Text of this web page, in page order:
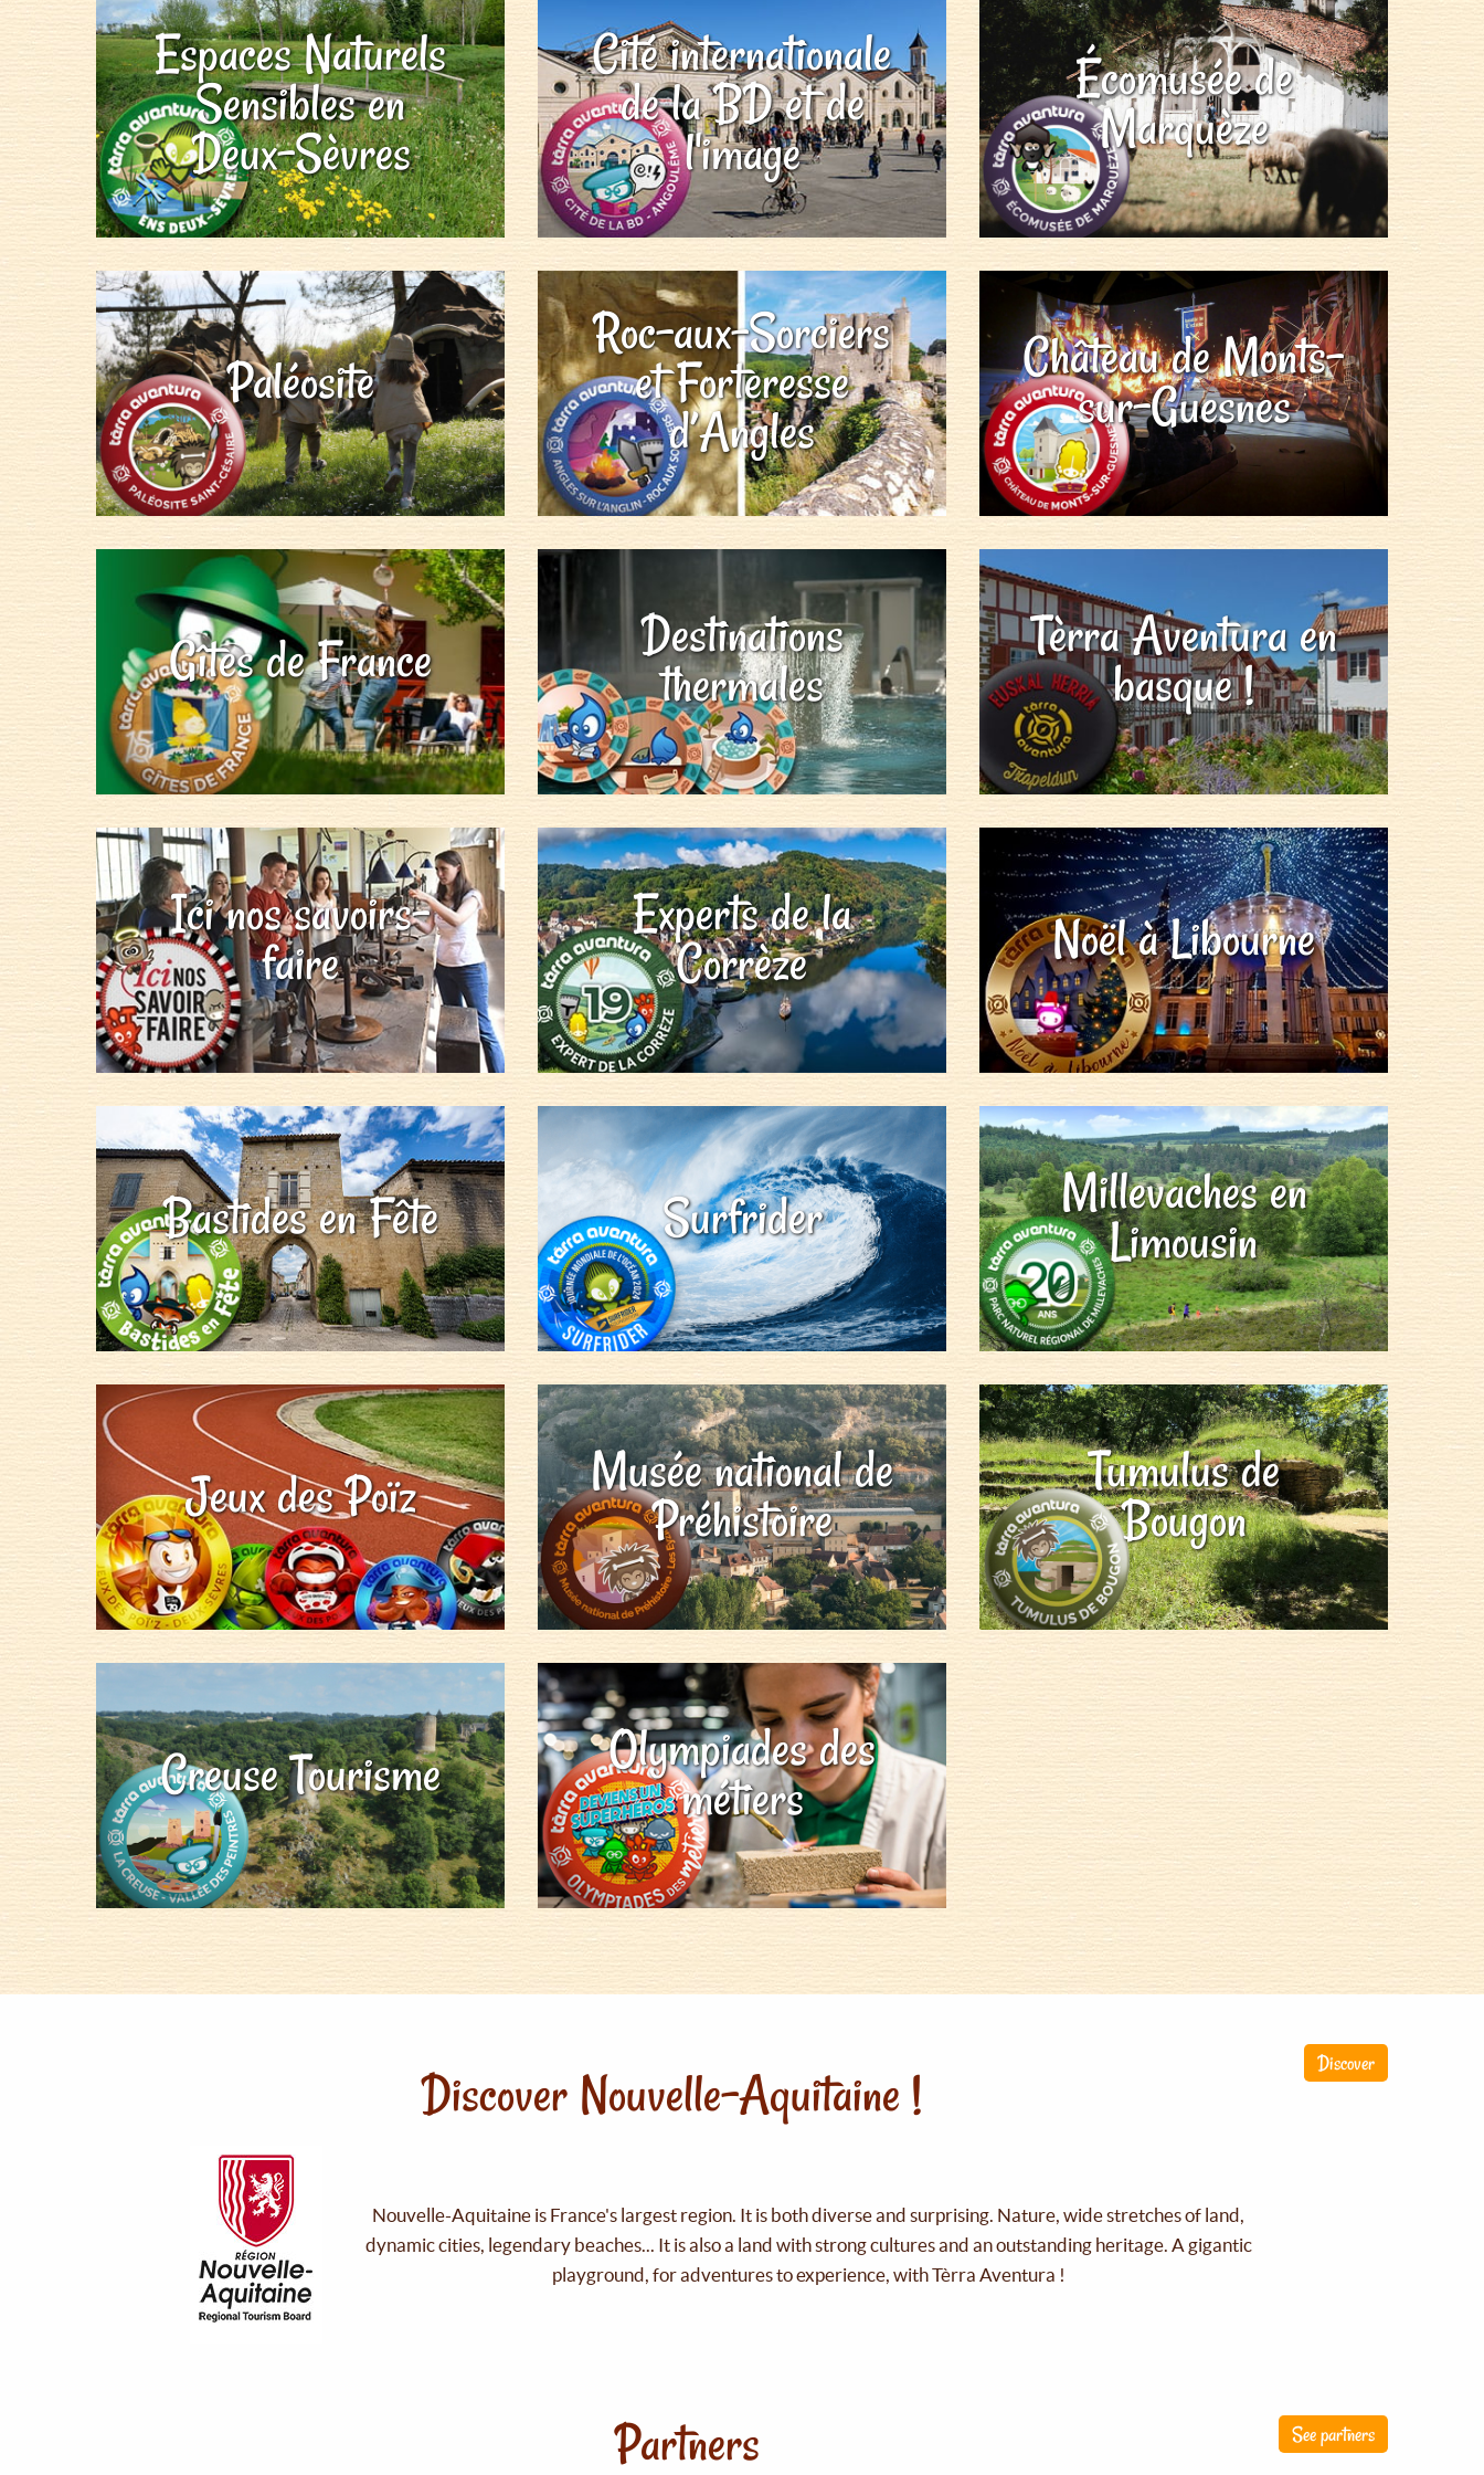
Espaces Naturels
Sensibles en
Deux-Sèvres
Cité internationale
de la BD et de
l'image
Écomusée de
Marquèze
Paléosite
Roc-aux-Sorciers
et Forteresse
d’Angles
Château de Monts-
sur-Guesnes
Gîtes de France Destinations
thermales
Tèrra Aventura en
basque !
Ici nos savoirs-
faire
Experts de la
Corrèze Noël à Libourne
Bastides en Fête Surfrider Millevaches en
Limousin
Jeux des Poïz Musée national de
Préhistoire
Tumulus de
Bougon
Creuse Tourisme Olympiades des
métiers
Discover
Discover Nouvelle-Aquitaine !
Nouvelle-Aquitaine is France's largest region. It is both diverse and surprising. Nature, wide stretches of land,
dynamic cities, legendary beaches... It is also a land with strong cultures and an outstanding heritage. A gigantic
playground, for adventures to experience, with Tèrra Aventura !
See partners
Partners